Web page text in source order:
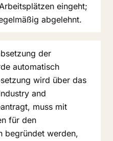
eingeht;
abgelehnt.
der
automatisch
wird über das
and
muss mit
für den
begründet werden,